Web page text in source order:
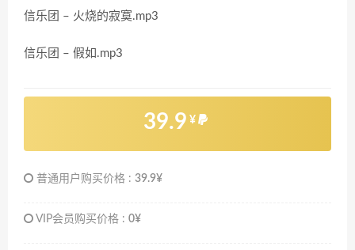
信乐团 – 火烧的寂寞.mp3
信乐团 – 假如.mp3
39.9 ¥
普通用户购买价格 : 39.9¥
VIP会员购买价格 : 0¥